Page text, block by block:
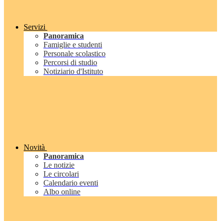
Servizi
Panoramica
Famiglie e studenti
Personale scolastico
Percorsi di studio
Notiziario d'Istituto
Novità
Panoramica
Le notizie
Le circolari
Calendario eventi
Albo online